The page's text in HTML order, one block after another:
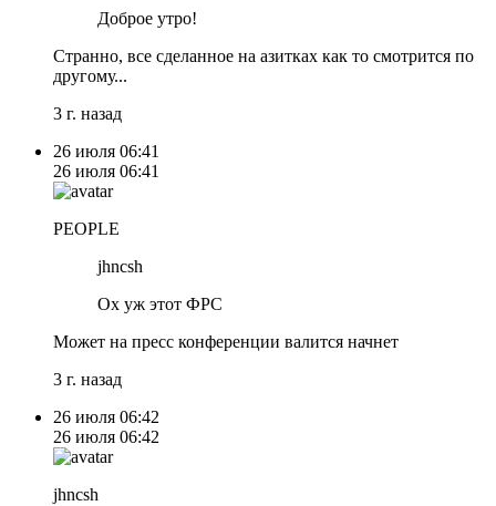
Доброе утро!
Странно, все сделанное на азитках как то смотрится по
другому...
3 г. назад
26 июля 06:41
26 июля 06:41
PEOPLE
jhncsh
Ох уж этот ФРС
Может на пресс конференции валится начнет
3 г. назад
26 июля 06:42
26 июля 06:42
jhncsh